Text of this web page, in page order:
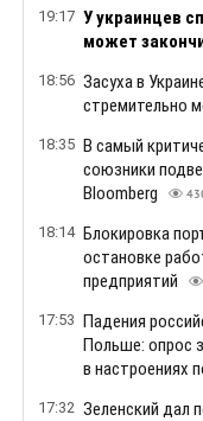
19:17 У украинцев
может
18:56 Засуха в
стремительно
18:35 В самый
союзники
Bloomberg
18:14 Блокировка
остановке
предприятий
17:53 Падения
Польше: опрос
в настроениях
17:32 Зеленский дал